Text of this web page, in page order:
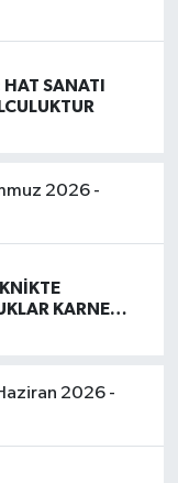
SANATI
2026 -
KARNE
2026 -